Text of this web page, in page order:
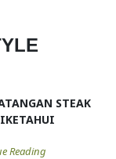
STEAK
Reading